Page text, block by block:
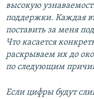
высокую
поддержки. Каждая
поставить за меня
Что касается
раскрываем их до
по следующим
Если цифры будут